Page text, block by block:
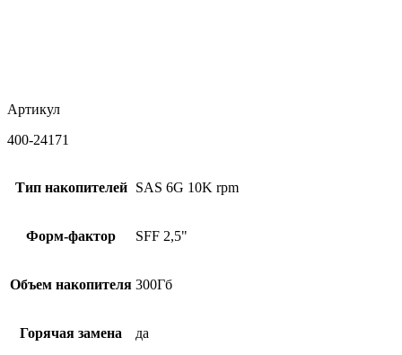
Артикул
400-24171
Тип накопителей SAS 6G 10K rpm
Форм-фактор SFF 2,5"
Объем накопителя 300Гб
Горячая замена да